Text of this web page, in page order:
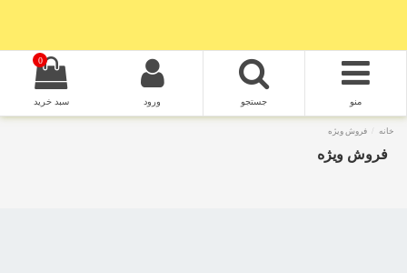
منو جستجو ورود
0
سبد خرید
خانه فروش ویژه
فروش ویژه